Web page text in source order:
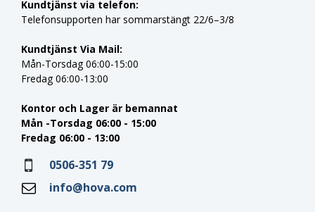
Kundtjänst via telefon:
Telefonsupporten har sommarstängt 22/6–3/8
Kundtjänst Via Mail:
Mån-Torsdag 06:00-15:00
Fredag 06:00-13:00
Kontor och Lager är bemannat
Mån -Torsdag 06:00 - 15:00
Fredag 06:00 - 13:00
0506-351 79
info@hova.com